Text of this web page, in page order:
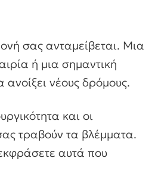
σας ανταμείβεται. Μια
ή μια σημαντική
νέους δρόμους.
και οι
τραβούν τα βλέμματα.
αυτά που